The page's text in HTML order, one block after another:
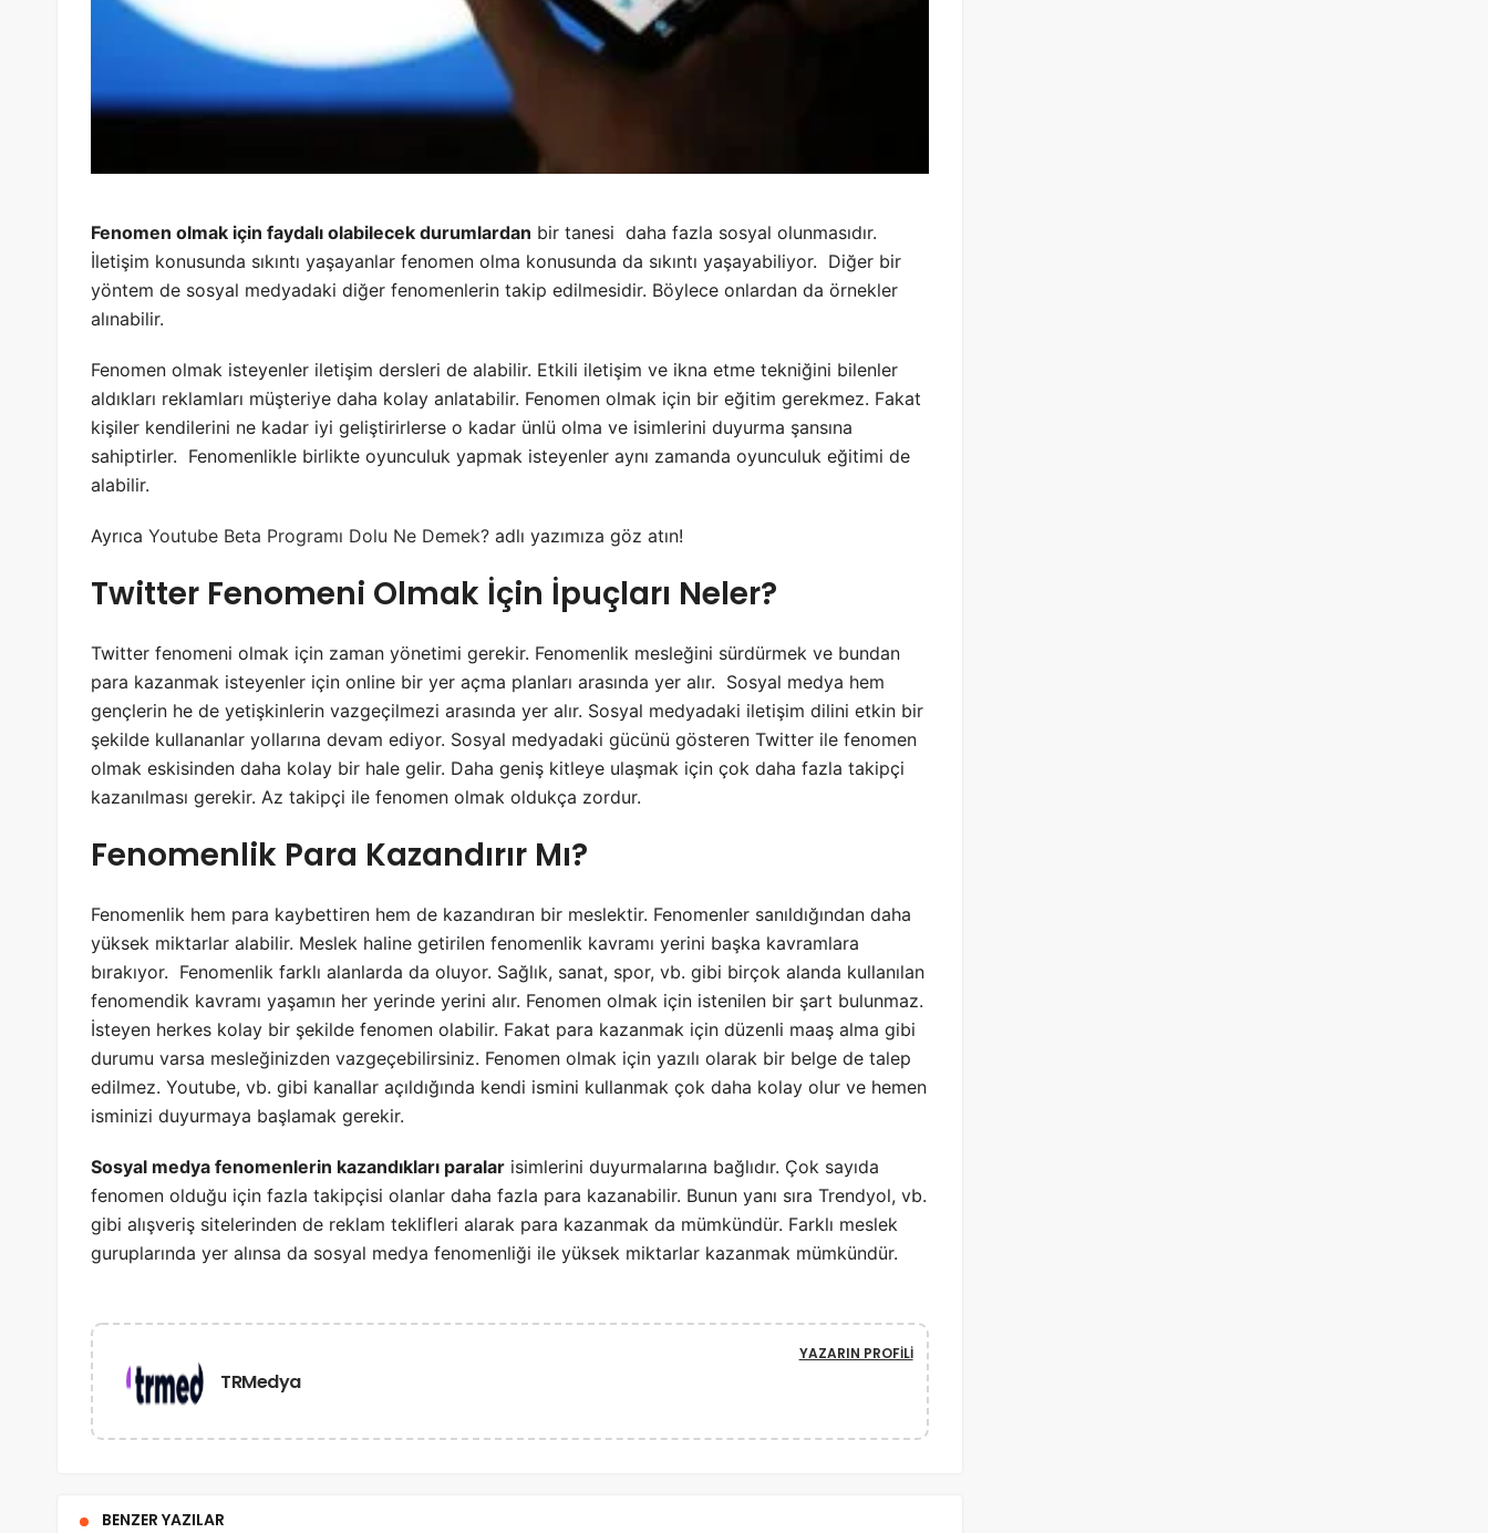
Fenomen olmak için faydalı olabilecek durumlardan bir tanesi daha fazla sosyal olunmasıdır.
İletişim konusunda sıkıntı yaşayanlar fenomen olma konusunda da sıkıntı yaşayabiliyor. Diğer bir
yöntem de sosyal medyadaki diğer fenomenlerin takip edilmesidir. Böylece onlardan da örnekler
alınabilir.
Fenomen olmak isteyenler iletişim dersleri de alabilir. Etkili iletişim ve ikna etme tekniğini bilenler
aldıkları reklamları müşteriye daha kolay anlatabilir. Fenomen olmak için bir eğitim gerekmez. Fakat
kişiler kendilerini ne kadar iyi geliştirirlerse o kadar ünlü olma ve isimlerini duyurma şansına
sahiptirler. Fenomenlikle birlikte oyunculuk yapmak isteyenler aynı zamanda oyunculuk eğitimi de
alabilir.
Ayrıca Youtube Beta Programı Dolu Ne Demek? adlı yazımıza göz atın!
Twitter Fenomeni Olmak İçin İpuçları Neler?
Twitter fenomeni olmak için zaman yönetimi gerekir. Fenomenlik mesleğini sürdürmek ve bundan
para kazanmak isteyenler için online bir yer açma planları arasında yer alır. Sosyal medya hem
gençlerin he de yetişkinlerin vazgeçilmezi arasında yer alır. Sosyal medyadaki iletişim dilini etkin bir
şekilde kullananlar yollarına devam ediyor. Sosyal medyadaki gücünü gösteren Twitter ile fenomen
olmak eskisinden daha kolay bir hale gelir. Daha geniş kitleye ulaşmak için çok daha fazla takipçi
kazanılması gerekir. Az takipçi ile fenomen olmak oldukça zordur.
Fenomenlik Para Kazandırır Mı?
Fenomenlik hem para kaybettiren hem de kazandıran bir meslektir. Fenomenler sanıldığından daha
yüksek miktarlar alabilir. Meslek haline getirilen fenomenlik kavramı yerini başka kavramlara
bırakıyor. Fenomenlik farklı alanlarda da oluyor. Sağlık, sanat, spor, vb. gibi birçok alanda kullanılan
fenomendik kavramı yaşamın her yerinde yerini alır. Fenomen olmak için istenilen bir şart bulunmaz.
İsteyen herkes kolay bir şekilde fenomen olabilir. Fakat para kazanmak için düzenli maaş alma gibi
durumu varsa mesleğinizden vazgeçebilirsiniz. Fenomen olmak için yazılı olarak bir belge de talep
edilmez. Youtube, vb. gibi kanallar açıldığında kendi ismini kullanmak çok daha kolay olur ve hemen
isminizi duyurmaya başlamak gerekir.
Sosyal medya fenomenlerin kazandıkları paralar isimlerini duyurmalarına bağlıdır. Çok sayıda
fenomen olduğu için fazla takipçisi olanlar daha fazla para kazanabilir. Bunun yanı sıra Trendyol, vb.
gibi alışveriş sitelerinden de reklam teklifleri alarak para kazanmak da mümkündür. Farklı meslek
guruplarında yer alınsa da sosyal medya fenomenliği ile yüksek miktarlar kazanmak mümkündür.
TRMedya
YAZARIN PROFILI
BENZER YAZILAR